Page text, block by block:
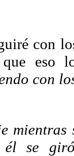
con
eso
con
mientras
se giró